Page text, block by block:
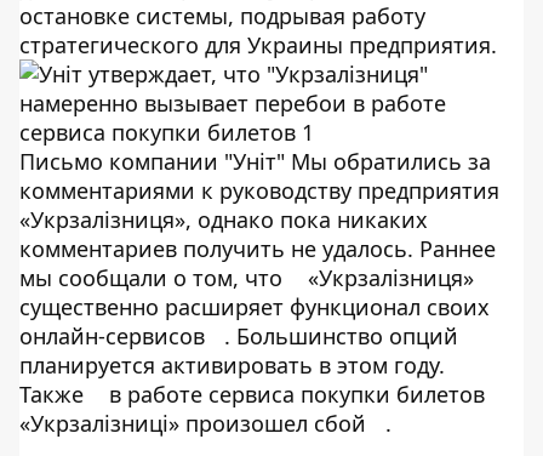
остановке системы, подрывая работу
стратегического для Украины предприятия.
Письмо компании "Уніт" Мы обратились за
комментариями к руководству предприятия
«Укрзалізниця», однако пока никаких
комментариев получить не удалось. Раннее
мы сообщали о том, что
«Укрзалізниця»
существенно расширяет функционал своих
онлайн-сервисов
. Большинство опций
планируется активировать в этом году.
Также
в работе сервиса покупки билетов
«Укрзалізниці» произошел сбой
.